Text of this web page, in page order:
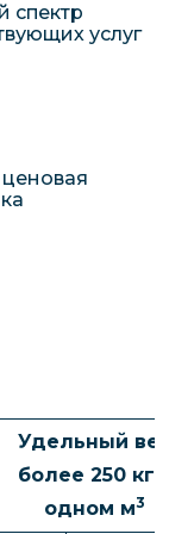
спектр
услуг
ценовая
Удельный
более 250 кг
одном м3